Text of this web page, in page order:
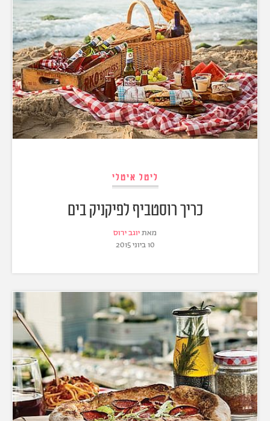
ליטל איטלי
כריך רוסטביף לפיקניק בים
מאתיוגב ירוס
10 ביוני 2015